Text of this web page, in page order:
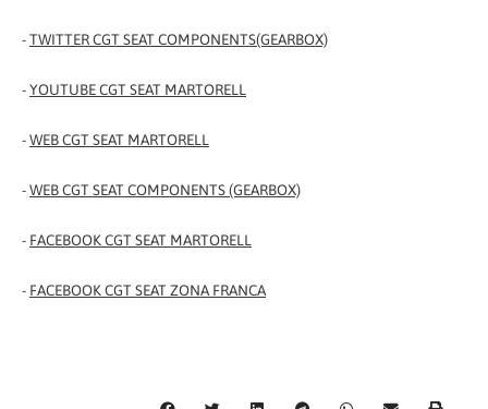
-TWITTER CGT SEAT COMPONENTS(GEARBOX)
-YOUTUBE CGT SEAT MARTORELL
-WEB CGT SEAT MARTORELL
-WEB CGT SEAT COMPONENTS (GEARBOX)
- FACEBOOK CGT SEAT MARTORELL
- FACEBOOK CGT SEAT ZONA FRANCA